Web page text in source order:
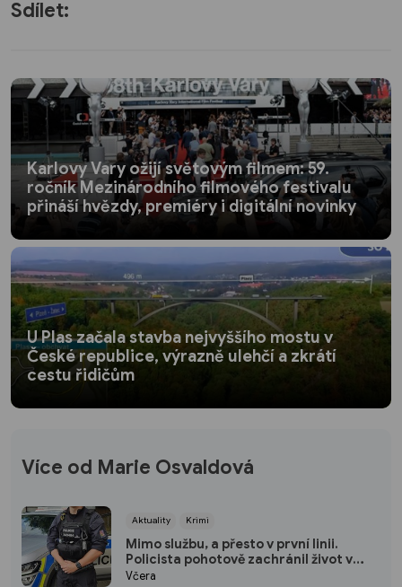
Sdílet:
Karlovy Vary ožijí světovým filmem: 59.
ročník Mezinárodního filmového festivalu
přináší hvězdy, premiéry i digitální novinky
U Plas začala stavba nejvyššího mostu v
České republice, výrazně ulehčí a zkrátí
cestu řidičům
Více od Marie Osvaldová
Aktuality Krimi
Mimo službu, a přesto v první linii.
Policista pohotově zachránil život v
plzeňském fitku
Včera